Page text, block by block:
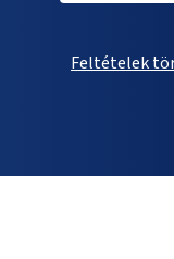
Feltételek